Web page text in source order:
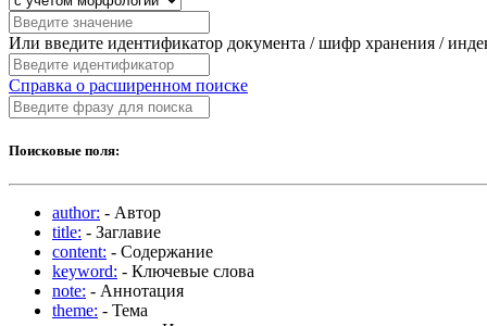
Или введите идентификатор документа / шифр хранения /
Справка о расширенном поиске
Поисковые поля:
author: - Автор
title: - Заглавие
content: - Содержание
keyword: - Ключевые слова
note: - Аннотация
theme: - Тема